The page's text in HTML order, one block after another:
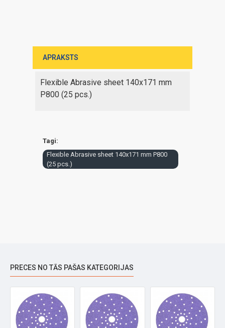
APRAKSTS
Flexible Abrasive sheet 140x171 mm
P800 (25 pcs.)
Tagi:
Flexible Abrasive sheet 140x171 mm P800
(25 pcs.)
PRECES NO TĀS PAŠAS KATEGORIJAS